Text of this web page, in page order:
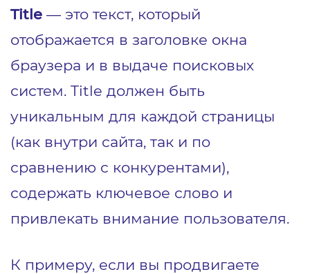
Title — это текст, который
отображается в заголовке окна
браузера и в выдаче поисковых
систем. Title должен быть
уникальным для каждой страницы
(как внутри сайта, так и по
сравнению с конкурентами),
содержать ключевое слово и
привлекать внимание пользователя.
К примеру, если вы продвигаете